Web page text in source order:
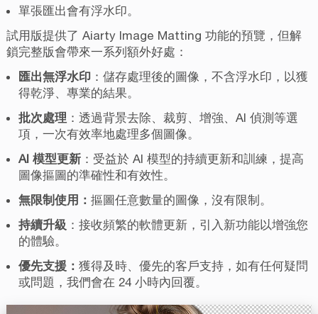
單張匯出會有浮水印。
試用版提供了 Aiarty Image Matting 功能的預覽，但解
鎖完整版會帶來一系列額外好處：
匯出無浮水印：儲存處理後的圖像，不含浮水印，以獲
得乾淨、專業的結果。
批次處理 ：透過背景去除、裁剪、增強、AI 偵測等選
項，一次有效率地處理多個圖像。
AI 模型更新：受益於 AI 模型的持續更新和訓練，提高
圖像摳圖的準確性和有效性。
無限制使用： 摳圖任意數量的圖像，沒有限制。
持續升級 ：接收頻繁的軟體更新，引入新功能以增強您
的體驗。
優先支援： 獲得及時、優先的客戶支持，如有任何疑問
或問題，我們會在 24 小時內回覆。